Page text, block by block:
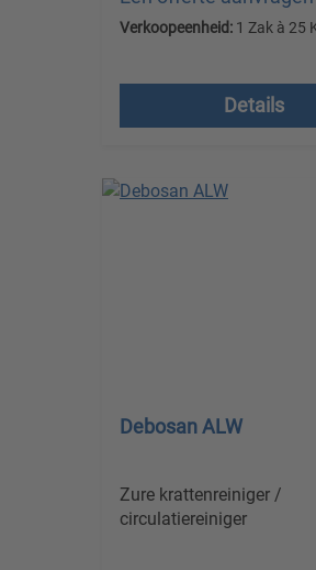
Verkoopeenheid: 1 Zak à 25
verzendkosten
Details
Debosan ALW
Zure krattenreiniger /
circulatiereiniger